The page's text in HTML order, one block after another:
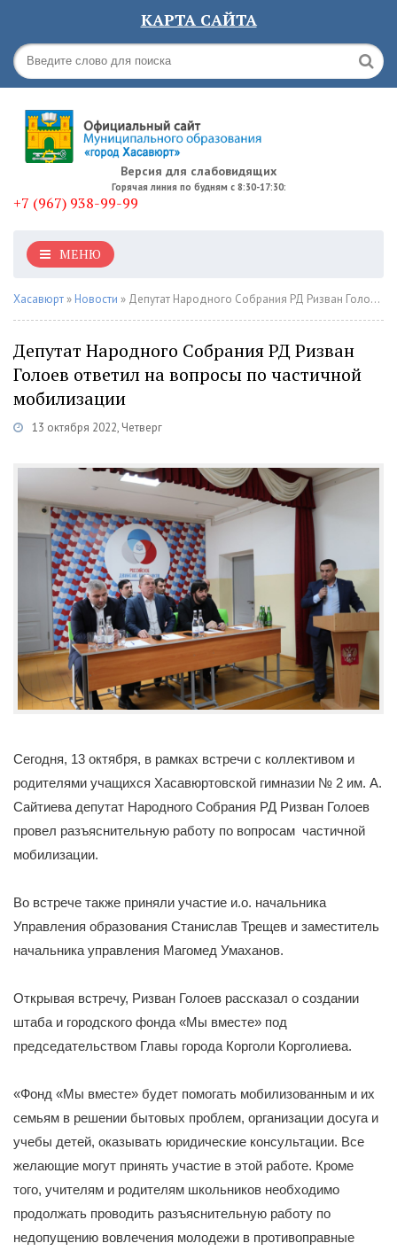
КАРТА САЙТА
Версия для слабовидящих
Горячая линия по будням с 8:30-17:30:
+7 (967) 938-99-99
МЕНЮ
Хасавюрт » Новости » Депутат Народного Собрания РД Ризван Голоев ответил на вопросы по частичной мобилизации
Депутат Народного Собрания РД Ризван
Голоев ответил на вопросы по частичной
мобилизации
13 октября 2022, Четверг
Сегодня, 13 октября, в рамках встречи с коллективом и
родителями учащихся Хасавюртовской гимназии № 2 им. А.
Сайтиева депутат Народного Собрания РД Ризван Голоев
провел разъяснительную работу по вопросам частичной
мобилизации.
Во встрече также приняли участие и.о. начальника
Управления образования Станислав Трещев и заместитель
начальника управления Магомед Умаханов.
Открывая встречу, Ризван Голоев рассказал о создании
штаба и городского фонда «Мы вместе» под
председательством Главы города Корголи Корголиева.
«Фонд «Мы вместе» будет помогать мобилизованным и их
семьям в решении бытовых проблем, организации досуга и
учебы детей, оказывать юридические консультации. Все
желающие могут принять участие в этой работе. Кроме
того, учителям и родителям школьников необходимо
продолжать проводить разъяснительную работу по
недопущению вовлечения молодежи в противоправные